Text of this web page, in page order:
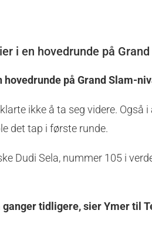
i en hovedrunde på
på Grand Slam-
ikke å ta seg videre. Også
det tap i første runde.
Dudi Sela, nummer 105 i
tidligere, sier Ymer til